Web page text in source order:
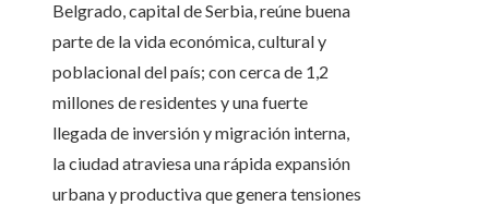
Belgrado, capital de Serbia, reúne buena
parte de la vida económica, cultural y
poblacional del país; con cerca de 1,2
millones de residentes y una fuerte
llegada de inversión y migración interna,
la ciudad atraviesa una rápida expansión
urbana y productiva que genera tensiones